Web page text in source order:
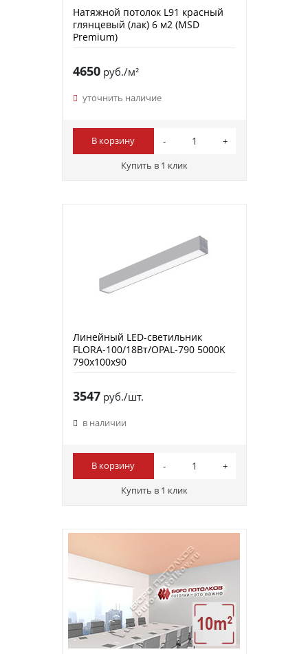
Натяжной потолок L91 красный
глянцевый (лак) 6 м2 (MSD
Premium)
4650руб./м²
уточнить наличие
В корзину
Купить в 1 клик
Линейный LED-светильник
FLORA-100/18Вт/OPAL-790 5000K
790x100x90
3547руб./шт.
в наличии
В корзину
Купить в 1 клик